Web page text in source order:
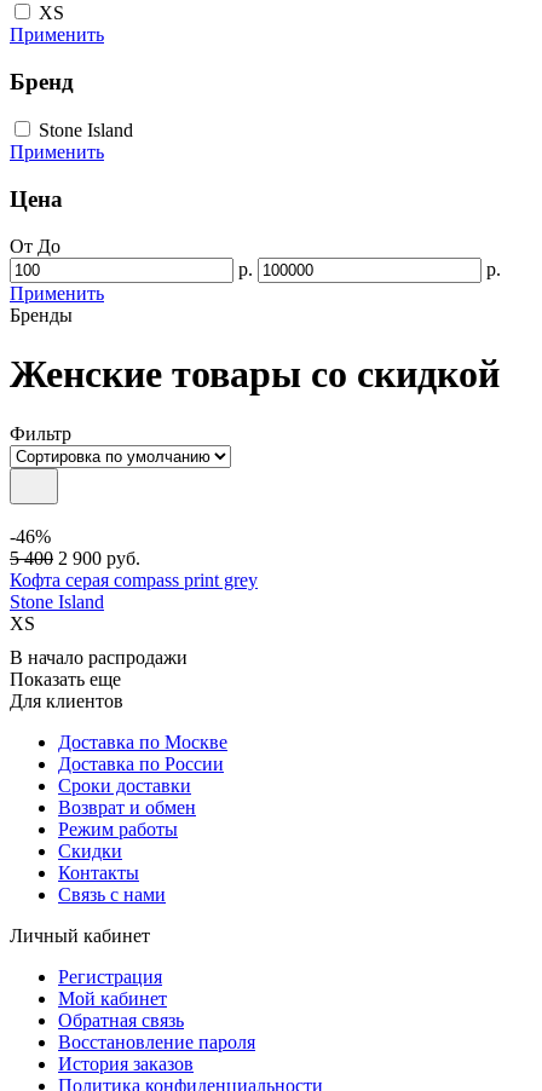
XS
Применить
Бренд
Stone Island
Применить
Цена
От До
р.
р.
Применить
Бренды
Женские товары со скидкой
Фильтр
-46%
5 400 2 900 руб.
Кофта серая compass print grey
Stone Island
XS
В начало распродажи
Показать еще
Для клиентов
Доставка по Москве
Доставка по России
Сроки доставки
Возврат и обмен
Режим работы
Скидки
Контакты
Связь с нами
Личный кабинет
Регистрация
Мой кабинет
Обратная связь
Восстановление пароля
История заказов
Политика конфиденциальности